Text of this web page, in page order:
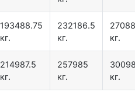
193488.75
кг.
232186.5
кг.
кг.
214987.5
кг.
257985
кг.
кг.